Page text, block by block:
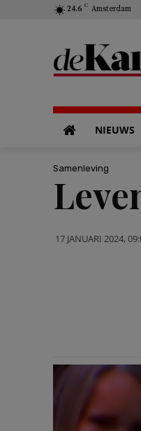
24.6 C Amsterdam
NIEUWS
Samenleving
17 JANUARI 2024,